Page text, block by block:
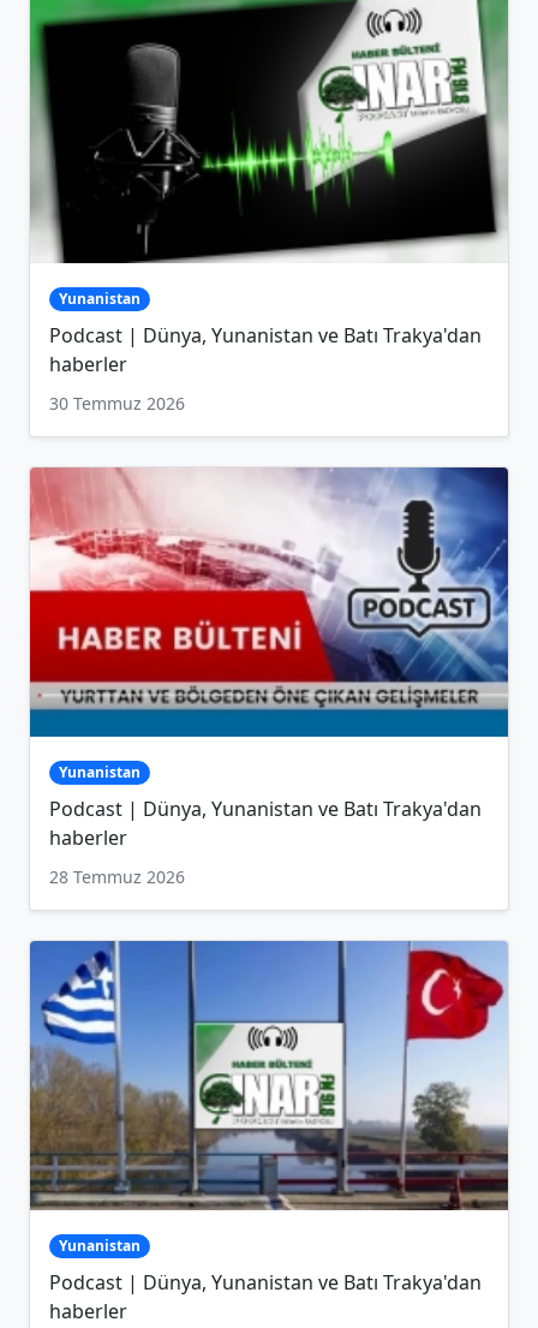
Yunanistan
Podcast | Dünya, Yunanistan ve Batı Trakya'dan
haberler
30 Temmuz 2026
Yunanistan
Podcast | Dünya, Yunanistan ve Batı Trakya'dan
haberler
28 Temmuz 2026
Yunanistan
Podcast | Dünya, Yunanistan ve Batı Trakya'dan
haberler